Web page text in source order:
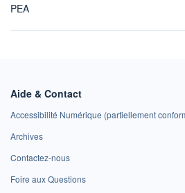
PEA
Aide & Contact
Accessibilité Numérique (partiellement
Archives
Contactez-nous
Foire aux Questions